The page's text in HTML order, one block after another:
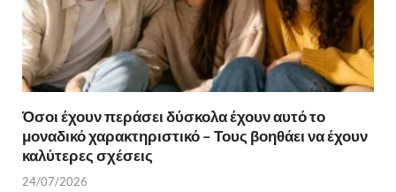
Όσοι έχουν περάσει δύσκολα έχουν αυτό το
μοναδικό χαρακτηριστικό – Τους βοηθάει να έχουν
καλύτερες σχέσεις
24/07/2026